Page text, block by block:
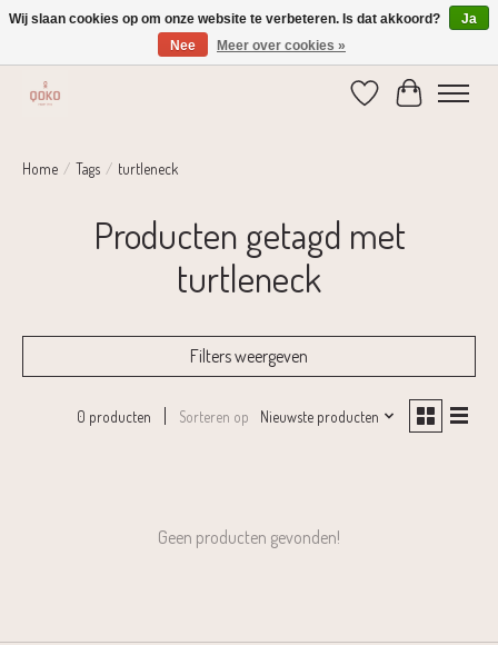
Verzending 1-2 dagen | Gratis verzending vanaf € 75,-
Verlanglijst
Home / Tags / turtleneck
Producten getagd met
turtleneck
Filters weergeven
0 producten Sorteren op Nieuwste producten
Geen producten gevonden!
Wij slaan cookies op om onze website te verbeteren. Is dat akkoord?
Ja
Nee
Meer over cookies »